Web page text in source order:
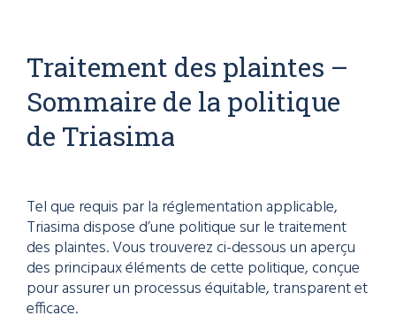
Traitement des plaintes –
Sommaire de la politique
de Triasima
Tel que requis par la réglementation applicable,
Triasima dispose d’une politique sur le traitement
des plaintes. Vous trouverez ci-dessous un aperçu
des principaux éléments de cette politique, conçue
pour assurer un processus équitable, transparent et
efficace.